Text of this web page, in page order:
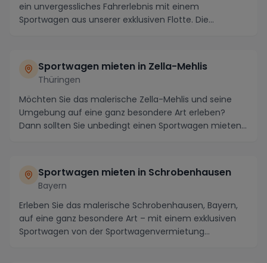
ein unvergessliches Fahrerlebnis mit einem
Sportwagen aus unserer exklusiven Flotte. Die
Sportwagen mieten in Zella-Mehlis
Thüringen
Möchten Sie das malerische Zella-Mehlis und seine
Umgebung auf eine ganz besondere Art erleben?
Dann sollten Sie unbedingt einen Sportwagen mieten
Sportwagen mieten in Schrobenhausen
Bayern
Erleben Sie das malerische Schrobenhausen, Bayern,
auf eine ganz besondere Art – mit einem exklusiven
Sportwagen von der Sportwagenvermietung